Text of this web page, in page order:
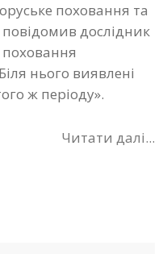
поховання та
повідомив дослідник
поховання
нього виявлені
ж періоду».
Читати далі...